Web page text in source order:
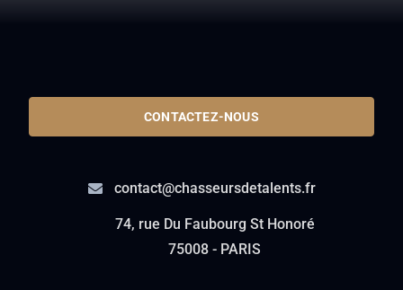
CONTACTEZ-NOUS
contact@chasseursdetalents.fr
74, rue Du Faubourg St Honoré
75008 - PARIS